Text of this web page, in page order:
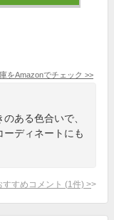
をAmazonでチェック >>
ある色合いで、
ディネートにも
すすめコメント (1 件) >